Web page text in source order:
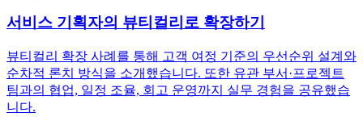
서비스 기획자의 뷰티컬리로 확장하기
뷰티컬리 확장 사례를 통해 고객 여정 기준의 우선순위 설계와
순차적 론치 방식을 소개했습니다. 또한 유관 부서·프로젝트
팀과의 협업, 일정 조율, 회고 운영까지 실무 경험을 공유했습
니다.